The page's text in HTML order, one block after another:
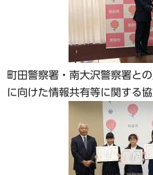
町田警察署・南大沢警察署と
に向けた情報共有等に関する